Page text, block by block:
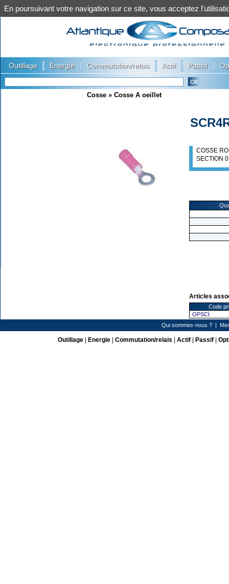
Outillage Energie Commutation/relais Actif Passif
Cosse » Cosse A oeillet
COSSE
SECTION
Articles
Code
OPSCI
Qui sommes-nous ?|
Outillage| Energie| Commutation/relais Actif| Passif|
En poursuivant votre navigation sur ce site, vous acceptez